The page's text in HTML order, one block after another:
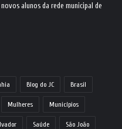
alunos da rede municipal de
Blog do JC Brasil
Mulheres Municípios
Saúde São João